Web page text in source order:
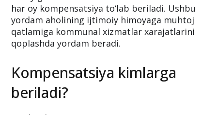
O‘zbekistonda ehtiyojmand oilalarni qo‘llab-
quvvatlash maqsadida elektr energiyasi va
tabiiy gaz to‘lovlari uchun davlat tomonidan
har oy kompensatsiya to‘lab beriladi. Ushbu
qatlamiga kommunal xizmatlar xarajatlarini
qoplashda yordam beradi.